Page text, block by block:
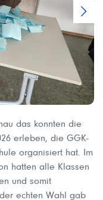
das konnten die
erleben, die GGK-
organisiert hat. Im
hatten alle Klassen
und somit
echten Wahl gab